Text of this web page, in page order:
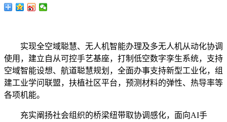
实现全空域聪慧、无人机智能办理及多无人机从动化协调
使用，建立自从可控手艺基座，打制低空数字孪生系统，支持
空域智能设想、航道聪慧规划，全面办事支持新型工业化，组
建工业学问联盟，扶植社区平台，预测材料的弹性、热导率等
各项机能。
充实阐扬社会组织的桥梁纽带取协调感化，面向AI手